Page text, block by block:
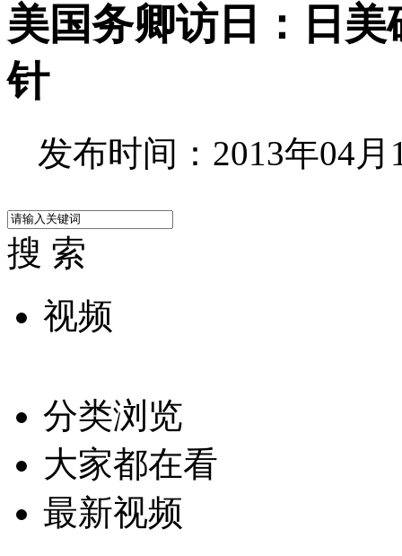
美国务卿访日：日
针
发布时间：2013年04月
搜 索
视频
分类浏览
大家都在看
最新视频